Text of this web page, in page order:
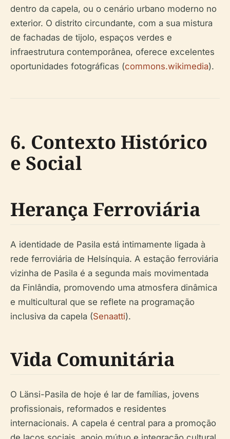
dentro da capela, ou o cenário urbano moderno no
exterior. O distrito circundante, com a sua mistura
de fachadas de tijolo, espaços verdes e
infraestrutura contemporânea, oferece excelentes
oportunidades fotográficas (commons.wikimedia).
6. Contexto Histórico
e Social
Herança Ferroviária
A identidade de Pasila está intimamente ligada à
rede ferroviária de Helsínquia. A estação ferroviária
vizinha de Pasila é a segunda mais movimentada
da Finlândia, promovendo uma atmosfera dinâmica
e multicultural que se reflete na programação
inclusiva da capela (Senaatti).
Vida Comunitária
O Länsi-Pasila de hoje é lar de famílias, jovens
profissionais, reformados e residentes
internacionais. A capela é central para a promoção